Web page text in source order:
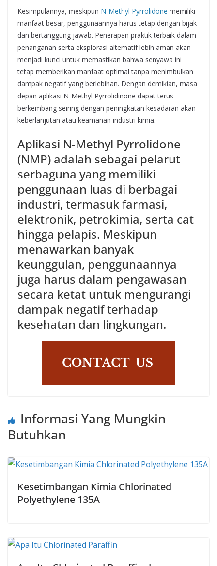
Kesimpulannya, meskipun N-Methyl Pyrrolidone memiliki
manfaat besar, penggunaannya harus tetap dengan bijak
dan bertanggung jawab. Penerapan praktik terbaik dalam
penanganan serta eksplorasi alternatif lebih aman akan
menjadi kunci untuk memastikan bahwa senyawa ini
tetap memberikan manfaat optimal tanpa menimbulkan
dampak negatif yang berlebihan. Dengan demikian, masa
depan aplikasi N-Methyl Pyrrolidinone dapat terus
berkembang seiring dengan peningkatan kesadaran akan
keberlanjutan atau keamanan industri kimia.
Aplikasi N-Methyl Pyrrolidone
(NMP) adalah sebagai pelarut
serbaguna yang memiliki
penggunaan luas di berbagai
industri, termasuk farmasi,
elektronik, petrokimia, serta cat
hingga pelapis. Meskipun
menawarkan banyak
keunggulan, penggunaannya
juga harus dalam pengawasan
secara ketat untuk mengurangi
dampak negatif terhadap
kesehatan dan lingkungan.
Informasi Yang Mungkin
Butuhkan
Kesetimbangan Kimia Chlorinated
Polyethylene 135A